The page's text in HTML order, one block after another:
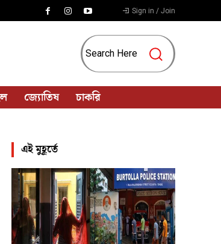
Sign in / Join
Search Here
জ্যোতিষ চাকরি
এই মুহূর্তে